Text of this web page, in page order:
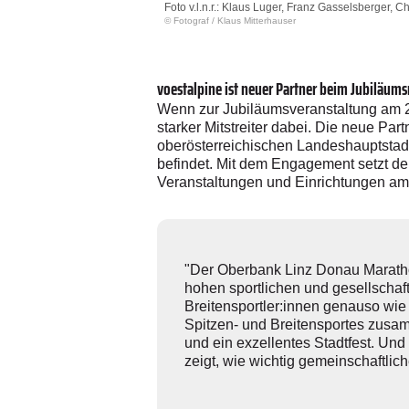
Foto v.l.n.r.: Klaus Luger, Franz Gasselsberger,
© Fotograf / Klaus Mitterhauser
voestalpine ist neuer Partner beim
Wenn zur Jubiläumsveranstaltung am
starker Mitstreiter dabei. Die neue
oberösterreichischen
befindet. Mit dem Engagement setzt
Veranstaltungen und Einrichtungen
"Der Oberbank Linz Donau
hohen sportlichen und
Breitensportler:innen genauso
Spitzen- und Breitensportes
und ein exzellentes Stadtfest.
zeigt, wie wichtig